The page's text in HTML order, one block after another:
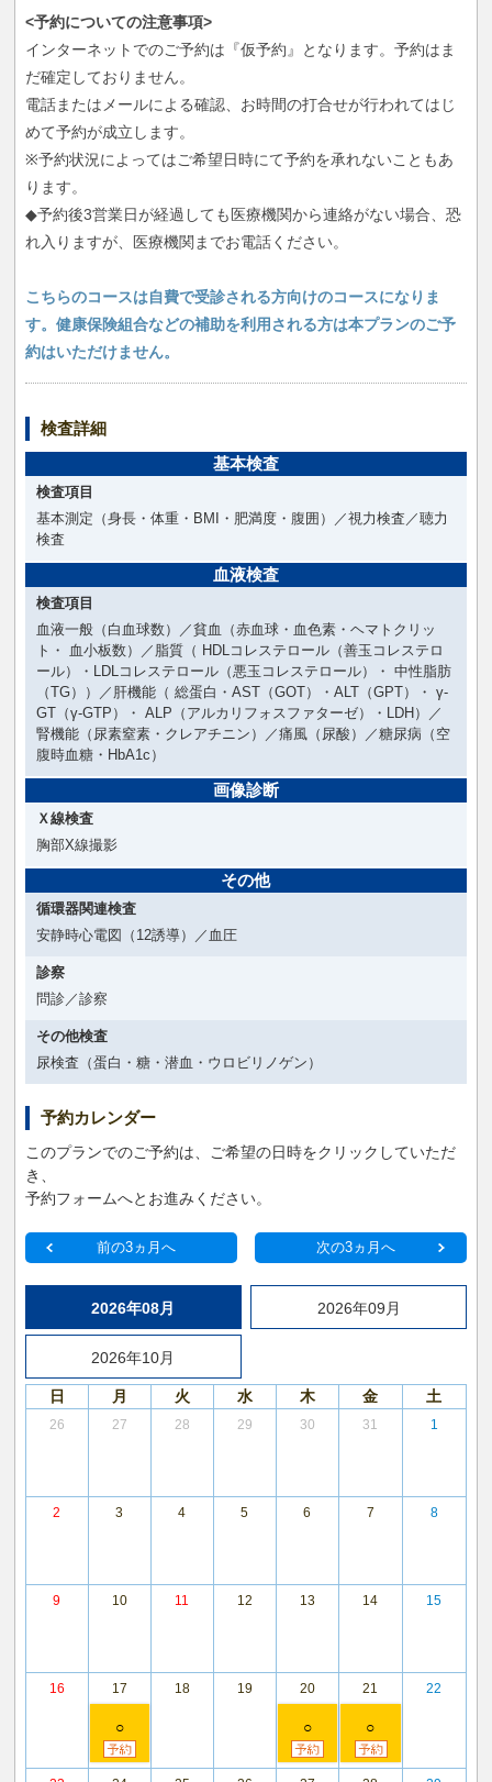
<予約についての注意事項>
インターネットでのご予約は『仮予約』となります。予約はま
だ確定しておりません。
電話またはメールによる確認、お時間の打合せが行われてはじ
めて予約が成立します。
※予約状況によってはご希望日時にて予約を承れないこともあ
ります。
◆予約後3営業日が経過しても医療機関から連絡がない場合、恐
れ入りますが、医療機関までお電話ください。
こちらのコースは自費で受診される方向けのコースになりま
す。健康保険組合などの補助を利用される方は本プランのご予
約はいただけません。
検査詳細
基本検査
検査項目
基本測定（身長・体重・BMI・肥満度・腹囲）／視力検査／聴力
検査
血液検査
検査項目
血液一般（白血球数）／貧血（赤血球・血色素・ヘマトクリッ
ト・ 血小板数）／脂質（ HDLコレステロール（善玉コレステロ
ール）・LDLコレステロール（悪玉コレステロール）・ 中性脂肪
（TG））／肝機能（ 総蛋白・AST（GOT）・ALT（GPT）・ γ-
GT（γ-GTP）・ ALP（アルカリフォスファターゼ）・LDH）／
腎機能（尿素窒素・クレアチニン）／痛風（尿酸）／糖尿病（空
腹時血糖・HbA1c）
画像診断
Ｘ線検査
胸部X線撮影
その他
循環器関連検査
安静時心電図（12誘導）／血圧
診察
問診／診察
その他検査
尿検査（蛋白・糖・潜血・ウロビリノゲン）
予約カレンダー
このプランでのご予約は、ご希望の日時をクリックしていただ
き、
予約フォームへとお進みください。
前の3ヵ月へ 次の3ヵ月へ
2026年08月 2026年09月
2026年10月
日 月 火 水 木 金 土
26 27 28 29 30 31 1
2 3 4 5 6 7 8
9 10 11 12 13 14 15
16 17
○
18 19 20
○
21
○
22